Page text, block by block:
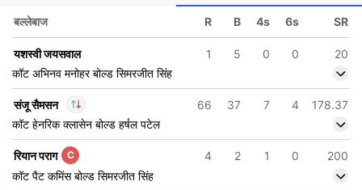
बल्लेबाज R B 4s 6s SR
यशस्वी जयसवाल 1 5 0 0
20
कॉट अभिनव मनोहर बोल्ड सिमरजीत सिंह
संजू सैमसन
संजू सैमसन
Out फजलहक फारूकी
66 37 7 4
178.37
कॉट हेनरिक क्लासेन बोल्ड हर्षल पटेल
रियान पराग C 4 2 1 0
200
कॉट पैट कमिंस बोल्ड सिमरजीत सिंह